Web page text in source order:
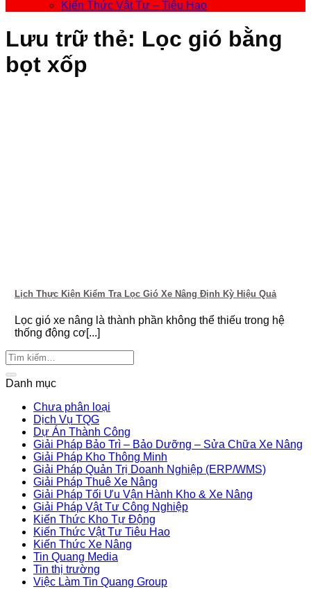
Kiến Thức Vật Tư – Tiêu Hao
Lưu trữ thẻ: Lọc gió bằng
bọt xốp
Lịch Thực Kiện Kiểm Tra Lọc Gió Xe Nâng Định Kỳ Hiệu Quả
Lọc gió xe nâng là thành phần không thể thiếu trong hệ
thống động cơ[...]
Danh mục
Chưa phân loại
Dịch Vụ TQG
Dự Án Thành Công
Giải Pháp Bảo Trì – Bảo Dưỡng – Sửa Chữa Xe Nâng
Giải Pháp Kho Thông Minh
Giải Pháp Quản Trị Doanh Nghiệp (ERP/WMS)
Giải Pháp Thuê Xe Nâng
Giải Pháp Tối Ưu Vận Hành Kho & Xe Nâng
Giải Pháp Vật Tư Công Nghiệp
Kiến Thức Kho Tự Động
Kiến Thức Vật Tư Tiêu Hao
Kiến Thức Xe Nâng
Tin Quang Media
Tin thị trường
Việc Làm Tin Quang Group